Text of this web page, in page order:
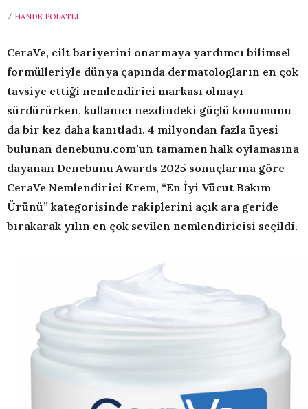
/ HANDE POLATLI
CeraVe, cilt bariyerini onarmaya yardımcı bilimsel
formülleriyle dünya çapında dermatologların en çok
tavsiye ettiği nemlendirici markası olmayı
sürdürürken, kullanıcı nezdindeki güçlü konumunu
da bir kez daha kanıtladı. 4 milyondan fazla üyesi
bulunan denebunu.com’un tamamen halk oylamasına
dayanan Denebunu Awards 2025 sonuçlarına göre
CeraVe Nemlendirici Krem, “En İyi Vücut Bakım
Ürünü” kategorisinde rakiplerini açık ara geride
bırakarak yılın en çok sevilen nemlendiricisi seçildi.